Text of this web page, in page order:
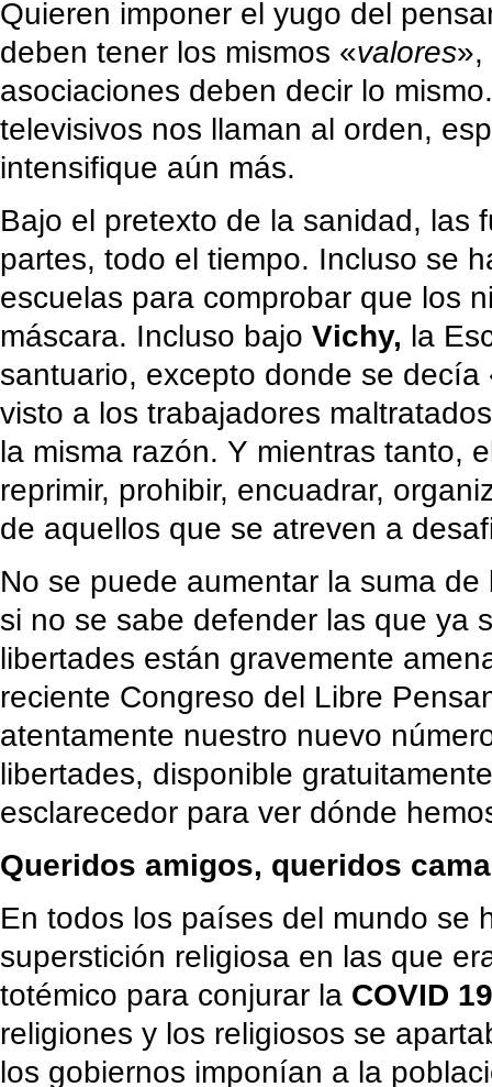
Quieren imponer el yugo del
deben tener los mismos «valores»,
asociaciones deben decir lo
televisivos nos llaman al orden,
intensifique aún más.
Bajo el pretexto de la sanidad, las
partes, todo el tiempo. Incluso se
escuelas para comprobar que los
máscara. Incluso bajo Vichy, la
santuario, excepto donde se decía
visto a los trabajadores
la misma razón. Y mientras tanto,
reprimir, prohibir, encuadrar,
de aquellos que se atreven a
No se puede aumentar la suma
si no se sabe defender las que ya
libertades están gravemente
reciente Congreso del Libre
atentamente nuestro nuevo
libertades, disponible
esclarecedor para ver dónde
Queridos amigos, queridos
En todos los países del mundo se
superstición religiosa en las que
totémico para conjurar la COVID 19
religiones y los religiosos se
los gobiernos imponían a la